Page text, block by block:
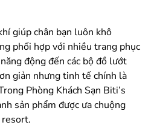
giúp chân bạn luôn khô
phối hợp với nhiều trang phục
động đến các bộ đồ lướt
giản nhưng tinh tế chính là
Phòng Khách Sạn Biti’s
sản phẩm được ưa chuộng
resort.